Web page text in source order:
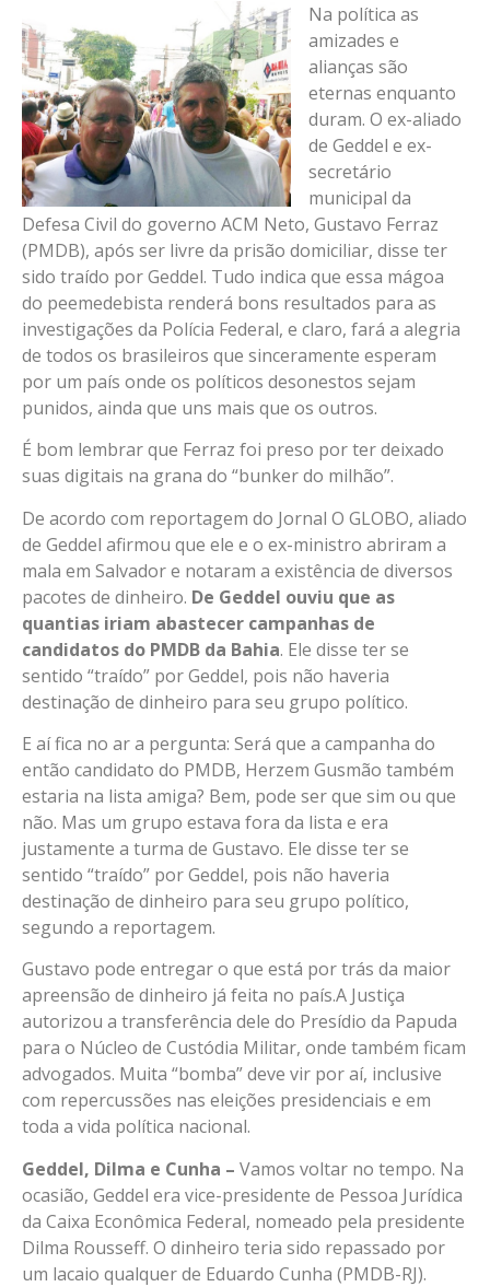
Na política as
amizades e
alianças são
eternas enquanto
duram. O ex-aliado
de Geddel e ex-
secretário
municipal da
Defesa Civil do governo ACM Neto, Gustavo Ferraz
(PMDB), após ser livre da prisão domiciliar, disse ter
sido traído por Geddel. Tudo indica que essa mágoa
do peemedebista renderá bons resultados para as
investigações da Polícia Federal, e claro, fará a alegria
de todos os brasileiros que sinceramente esperam
por um país onde os políticos desonestos sejam
punidos, ainda que uns mais que os outros.
É bom lembrar que Ferraz foi preso por ter deixado
suas digitais na grana do “bunker do milhão”.
De acordo com reportagem do Jornal O GLOBO, aliado
de Geddel afirmou que ele e o ex-ministro abriram a
mala em Salvador e notaram a existência de diversos
pacotes de dinheiro. De Geddel ouviu que as
quantias iriam abastecer campanhas de
candidatos do PMDB da Bahia. Ele disse ter se
sentido “traído” por Geddel, pois não haveria
destinação de dinheiro para seu grupo político.
E aí fica no ar a pergunta: Será que a campanha do
então candidato do PMDB, Herzem Gusmão também
estaria na lista amiga? Bem, pode ser que sim ou que
não. Mas um grupo estava fora da lista e era
justamente a turma de Gustavo. Ele disse ter se
sentido “traído” por Geddel, pois não haveria
destinação de dinheiro para seu grupo político,
segundo a reportagem.
Gustavo pode entregar o que está por trás da maior
apreensão de dinheiro já feita no país.A Justiça
autorizou a transferência dele do Presídio da Papuda
para o Núcleo de Custódia Militar, onde também ficam
advogados. Muita “bomba” deve vir por aí, inclusive
com repercussões nas eleições presidenciais e em
toda a vida política nacional.
Geddel, Dilma e Cunha – Vamos voltar no tempo. Na
ocasião, Geddel era vice-presidente de Pessoa Jurídica
da Caixa Econômica Federal, nomeado pela presidente
Dilma Rousseff. O dinheiro teria sido repassado por
um lacaio qualquer de Eduardo Cunha (PMDB-RJ).